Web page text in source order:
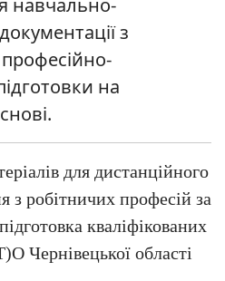
навчально-
з
на
для дистанційного
з робітничих професій за
кваліфікованих
Чернівецької області